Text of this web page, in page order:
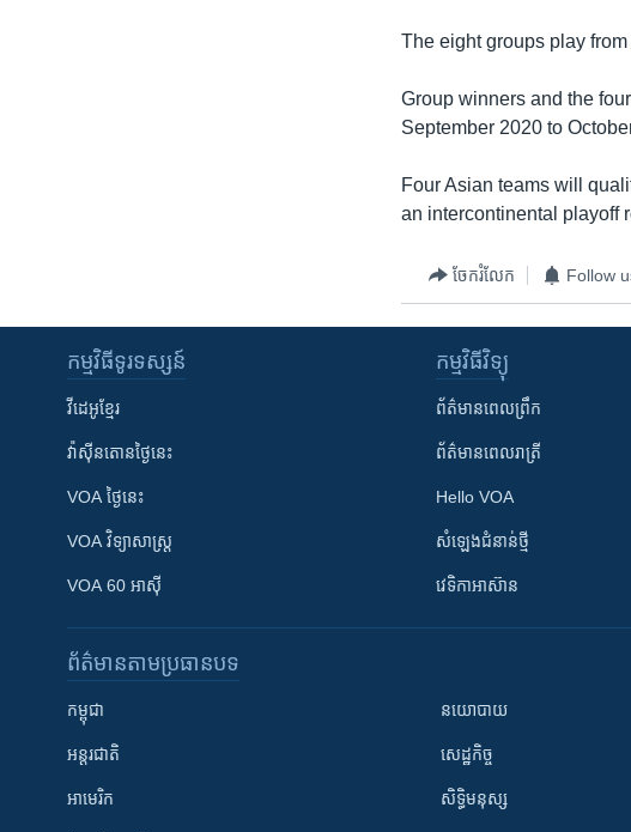
The eight groups play
Group winners and the
September 2020 to
Four Asian teams will
an intercontinental playoff
ចែករំលែក Follow
កម្មវិធី​ទូរទស្សន៍
វីដេអូ​ខ្មែរ
វ៉ាស៊ីនតោន​ថ្ងៃ​នេះ
VOA ថ្ងៃនេះ
VOA ​វិទ្យាសាស្ត្រ
VOA 60 អាស៊ី
កម្មវិធី​វិទ្យុ
ព័ត៌មាន​ពេល​ព្រឹក
ព័ត៌មាន​​ពេល​រាត្រី
Hello VOA
សំឡេង​ជំនាន់​ថ្មី
វេទិកា​អាស៊ាន
ព័ត៌មាន​តាមប្រធានបទ​
កម្ពុជា
អន្តរជាតិ
អាមេរិក
នយោបាយ
សេដ្ឋកិច្ច
សិទ្ធិមនុស្ស